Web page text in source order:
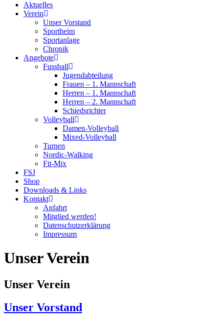
Aktuelles
Verein
Unser Vorstand
Sportheim
Sportanlage
Chronik
Angebote
Fussball
Jugendabteilung
Frauen – 1. Mannschaft
Herren – 1. Mannschaft
Herren – 2. Mannschaft
Schiedsrichter
Volleyball
Damen-Volleyball
Mixed-Volleyball
Turnen
Nordic-Walking
Fit-Mix
FSJ
Shop
Downloads & Links
Kontakt
Anfahrt
Mitglied werden!
Datenschutzerklärung
Impressum
Unser Verein
Unser Verein
Unser Vorstand